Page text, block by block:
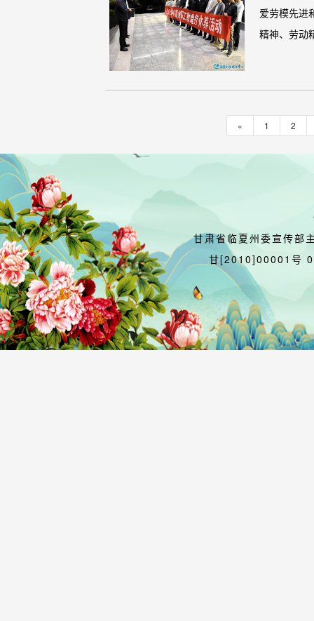
爱劳模先进
精神、劳动
« 1 2
甘肃省临夏州委宣传部
甘[2010]00001号